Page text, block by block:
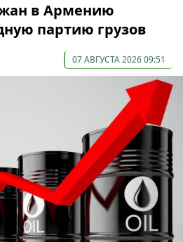
в Армению
партию грузов
07 АВГУСТА 2026 09:51